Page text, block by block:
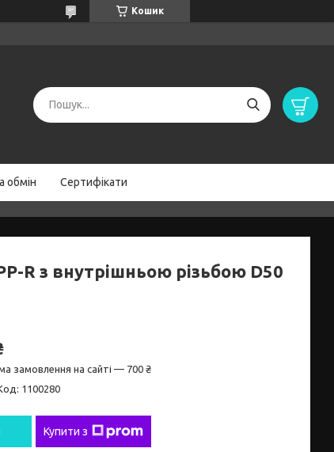
Кошик
обмін Сертифікати
R з внутрішньою різьбою D50
замовлення на сайті — 700 ₴
1100280
Купити з